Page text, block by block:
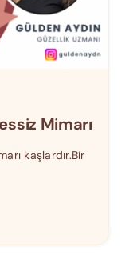
Mimarı
kaşlardır.Bir